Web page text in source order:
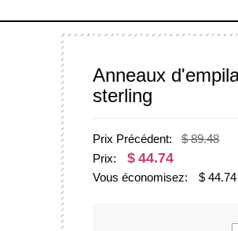
Anneaux
sterling
Prix Précédent:
$ 89.48
Prix:
$ 44.74
Vous économisez: $ 44.74